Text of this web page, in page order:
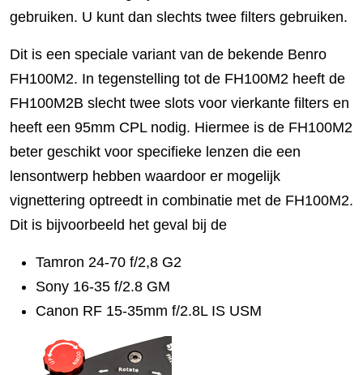
gebruiken. U kunt dan slechts twee filters gebruiken.
Dit is een speciale variant van de bekende Benro
FH100M2. In tegenstelling tot de FH100M2 heeft de
FH100M2B slecht twee slots voor vierkante filters en
heeft een 95mm CPL nodig. Hiermee is de FH100M2
beter geschikt voor specifieke lenzen die een
lensontwerp hebben waardoor er mogelijk
vignettering optreedt in combinatie met de FH100M2.
Dit is bijvoorbeeld het geval bij de
Tamron 24-70 f/2,8 G2
Sony 16-35 f/2.8 GM
Canon RF 15-35mm f/2.8L IS USM